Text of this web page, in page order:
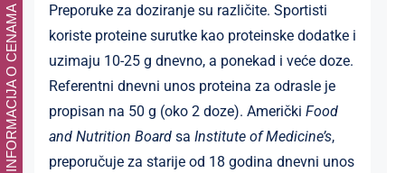
Preporuke za doziranje su različite. Sportisti
koriste proteine surutke kao proteinske dodatke i
uzimaju 10-25 g dnevno, a ponekad i veće doze.
Referentni dnevni unos proteina za odrasle je
propisan na 50 g (oko 2 doze). Američki Food
and Nutrition Boardsa Institute of Medicine’s,
preporučuje za starije od 18 godina dnevni unos
INFORMACIJA O CENAMA